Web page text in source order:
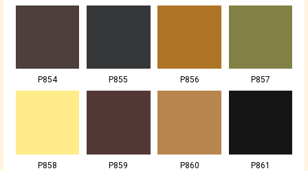
P854 P855 P856 P857
P858 P859 P860 P861